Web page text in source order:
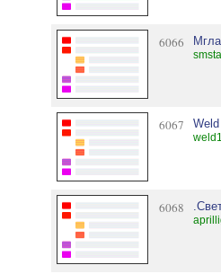
6066 Мгла
6067
6068